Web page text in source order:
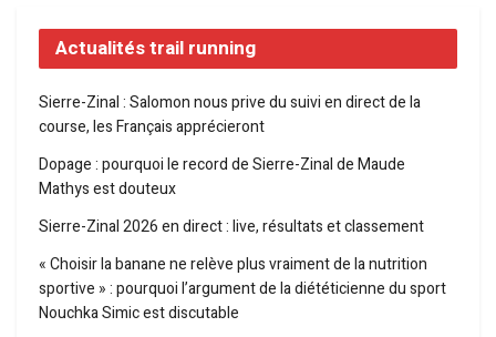
Actualités trail running
Sierre-Zinal : Salomon nous prive du suivi en direct de la
course, les Français apprécieront
Dopage : pourquoi le record de Sierre-Zinal de Maude
Mathys est douteux
Sierre-Zinal 2026 en direct : live, résultats et classement
« Choisir la banane ne relève plus vraiment de la nutrition
sportive » : pourquoi l’argument de la diététicienne du sport
Nouchka Simic est discutable